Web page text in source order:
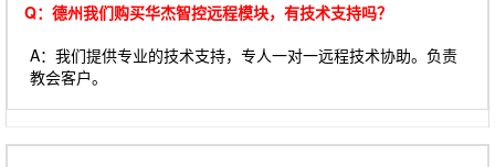
Q：德州我们购买华杰智控远程模块，有技术支持吗？
A：我们提供专业的技术支持，专人一对一远程技术协助。负责
教会客户。